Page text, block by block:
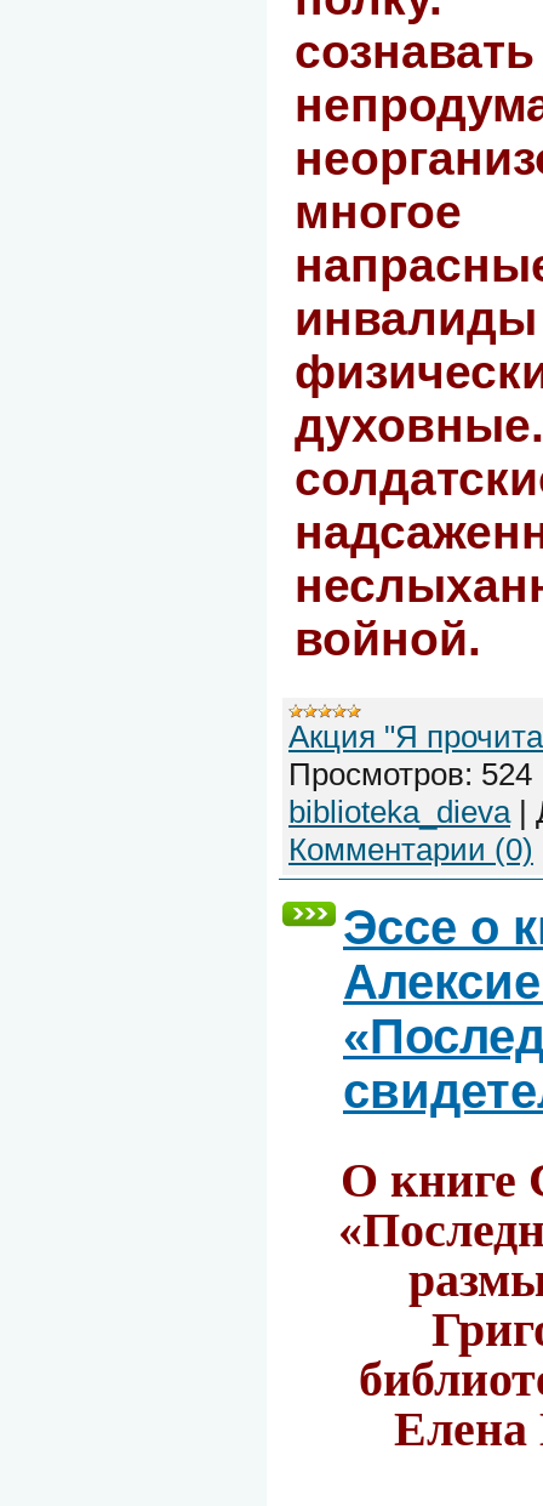
Акция "Я
Просмотров: 524
biblioteka_dieva|
Комментарии (0)
Эссе о
О книге
Елена